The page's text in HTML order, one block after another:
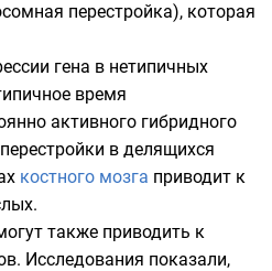
перестройка), которая
гена в нетипичных
время
активного гибридного
в делящихся
костного мозга приводит к
также приводить к
Исследования показали,